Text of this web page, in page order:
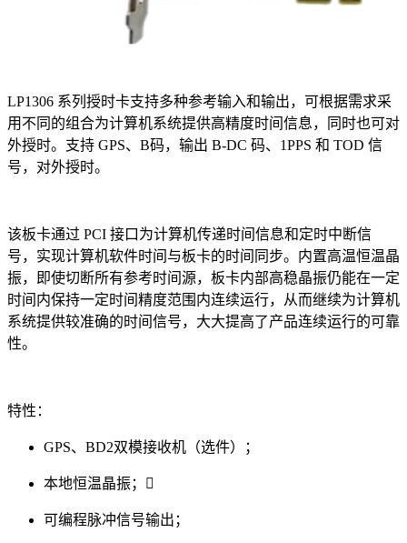
LP1306 系列授时卡支持多种参考输入和输出，可根据需求采
用不同的组合为计算机系统提供高精度时间信息，同时也可对
外授时。支持 GPS、B码，输出 B-DC 码、1PPS 和 TOD 信
号，对外授时。
该板卡通过 PCI 接口为计算机传递时间信息和定时中断信
号，实现计算机软件时间与板卡的时间同步。内置高温恒温晶
振，即使切断所有参考时间源，板卡内部高稳晶振仍能在一定
时间内保持一定时间精度范围内连续运行，从而继续为计算机
系统提供较准确的时间信号，大大提高了产品连续运行的可靠
性。
特性：
GPS、BD2双模接收机（选件）；
本地恒温晶振；
可编程脉冲信号输出；